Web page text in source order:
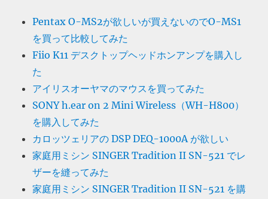
Pentax O-MS2が欲しいが買えないのでO-MS1
を買って比較してみた
Fiio K11 デスクトップヘッドホンアンプを購入し
た
アイリスオーヤマのマウスを買ってみた
SONY h.ear on 2 Mini Wireless（WH-H800）
を購入してみた
カロッツェリアの DSP DEQ-1000A が欲しい
家庭用ミシン SINGER Tradition II SN-521 でレ
ザーを縫ってみた
家庭用ミシン SINGER Tradition II SN-521 を購